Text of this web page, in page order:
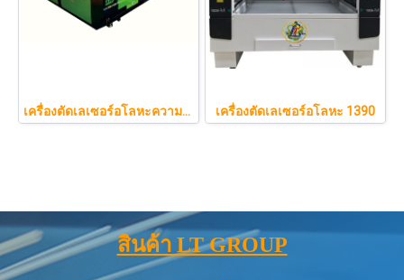
เครื่องตัดเลเซอร์อโลหะความแม่นยำสูง เครื่องตัดเลเซอร์อโลหะ 1390
สินค้า LT GROUP